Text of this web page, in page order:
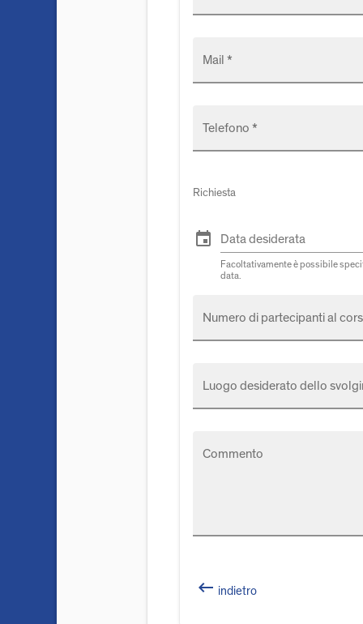
Mail *
Telefono *
Richiesta
event Data desiderata
Facoltativamente è possibile
data.
Numero di partecipanti al
Luogo desiderato dello
Commento
keyboard_backspace indietro